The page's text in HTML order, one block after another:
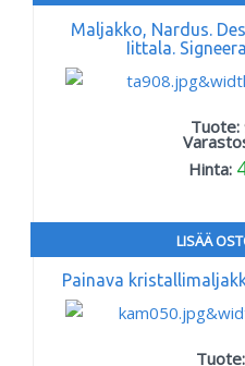
Maljakko, Nardus.
Iittala.
Tuote:
Hinta:
LISÄÄ
Painava
Tuote: